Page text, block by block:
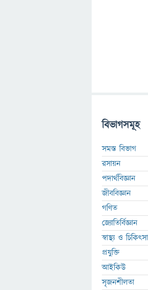
বিভাগসমূহ
সমস্ত বিভাগ
রসায়ন
পদার্থবিজ্ঞান
জীববিজ্ঞান
গণিত
জ্যোতির্বিজ্ঞান
স্বাস্থ্য ও চিকিৎসা
প্রযুক্তি
আইকিউ
সৃজনশীলতা